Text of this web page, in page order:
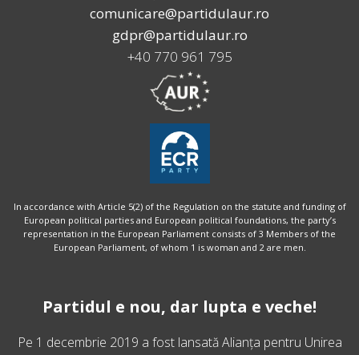
comunicare@partidulaur.ro
gdpr@partidulaur.ro
+40 770 961 795
In accordance with Article 5(2) of the Regulation on the statute and funding of
European political parties and European political foundations, the party’s
representation in the European Parliament consists of 3 Members of the
European Parliament, of whom 1 is woman and 2 are men.
Partidul e nou, dar lupta e veche!
Pe 1 decembrie 2019 a fost lansatăAlianța pentru Unirea